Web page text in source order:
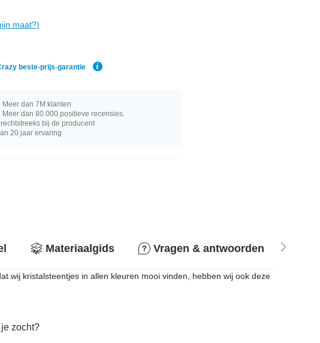
maat?)
beste-prijs-garantie
Meer dan 7M klanten
Meer dan 80.000 positieve recensies.
bij de producent
20 jaar ervaring
Materiaalgids Vragen & antwoorden
wij kristalsteentjes in allen kleuren mooi vinden, hebben wij ook deze
zocht?